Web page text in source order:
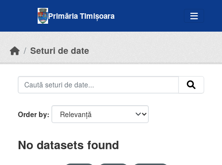
Primăria Timișoara
Seturi de date
Order by
No datasets found